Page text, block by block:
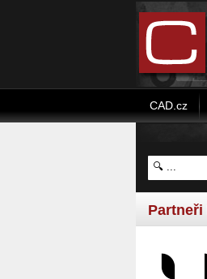
CAD.cz
Partneři